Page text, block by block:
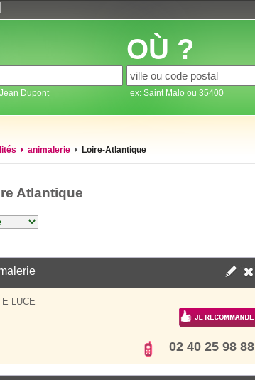
Dupont
OÙ ?
ex: Saint Malo ou 35400
animalerie Loire-Atlantique
Atlantique
LUCE
02 40 25 98 88